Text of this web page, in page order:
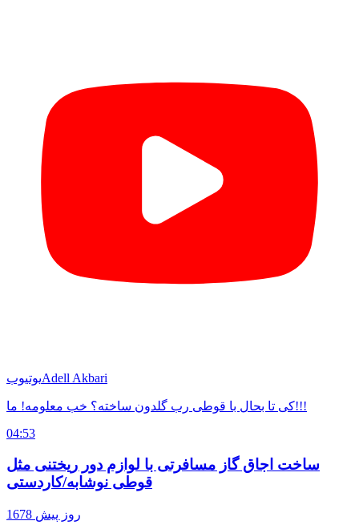
یوتیوبAdell Akbari
کی تا بحال با قوطی رب گلدون ساخته؟ خب معلومه! ما!!!
04:53
ساخت اجاق گاز مسافرتی با لوازم دور ریختنی مثل
قوطی نوشابه/کاردستی
1678 روز پیش